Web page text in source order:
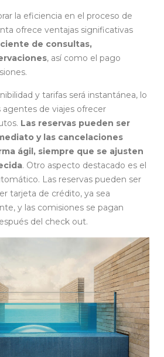
la eficiencia en el proceso de
ofrece ventajas significativas
de consultas,
, así como el pago
y tarifas será instantánea, lo
agentes de viajes ofrecer
Las reservas pueden ser
y las cancelaciones
ágil, siempre que se ajusten
. Otro aspecto destacado es el
Las reservas pueden ser
tarjeta de crédito, ya sea
y las comisiones se pagan
del check out.